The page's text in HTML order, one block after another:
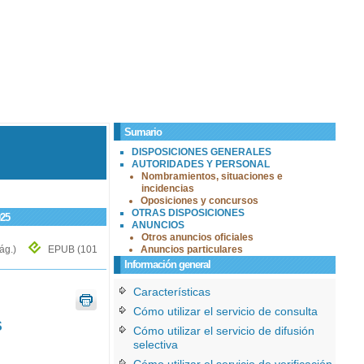
EPUB(101
Sumario
DISPOSICIONES GENERALES
AUTORIDADES Y PERSONAL
Nombramientos, situaciones e
incidencias
Oposiciones y concursos
OTRAS DISPOSICIONES
ANUNCIOS
Otros anuncios oficiales
Anuncios particulares
Información general
Características
Cómo utilizar el servicio de consulta
Cómo utilizar el servicio de difusión
selectiva